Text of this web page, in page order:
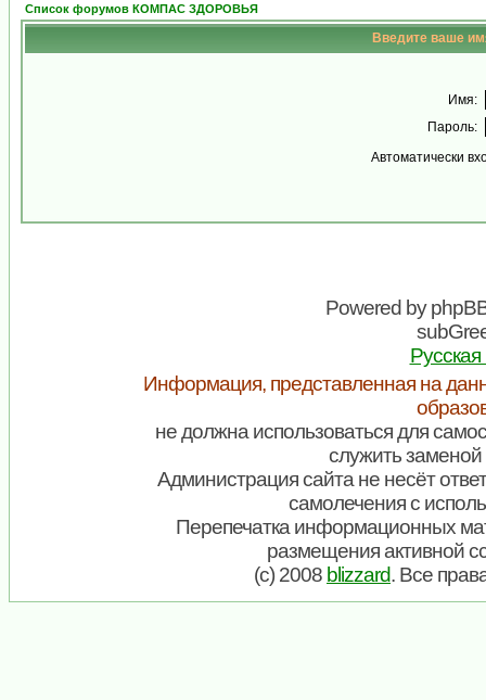
Список форумов КОМПАС ЗДОРОВЬЯ
Введите ваше
Имя:
Пароль:
Автоматически
Powered by
Информация, представленная на
не должна использоваться для
служить заменой
Администрация сайта не несёт
самолечения с
Перепечатка информационных
размещения активной
(c) 2008 blizzard. Все